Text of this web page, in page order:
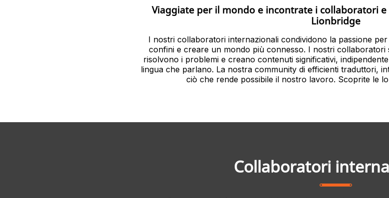
Viaggiate per il mondo e incontrate i collaboratori
Lionbridge
I nostri collaboratori internazionali condividono la passione
confini e creare un mondo più connesso. I nostri collaboratori
risolvono i problemi e creano contenuti significativi,
lingua che parlano. La nostra community di efficienti traduttori,
ciò che rende possibile il nostro lavoro. Scoprite le
Collaboratori